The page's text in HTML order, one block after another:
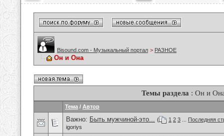
Bisound.com - Музыкальный портал > РАЗНОЕ
Он и Она
Темы раздела : Он и
Тема / Автор
Важно: Быть мужчиной-это... ( 1 2 3
Последняя
igoriys